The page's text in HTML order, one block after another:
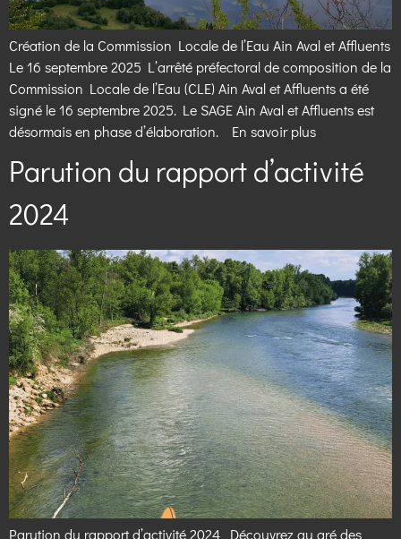
Création de la Commission Locale de l’Eau Ain Aval et Affluents
Le 16 septembre 2025 L’arrêté préfectoral de composition de la
Commission Locale de l’Eau (CLE) Ain Aval et Affluents a été
signé le 16 septembre 2025. Le SAGE Ain Aval et Affluents est
désormais en phase d’élaboration. En savoir plus
Parution du rapport d’activité
2024
Parution du rapport d’activité 2024 Découvrez au gré des